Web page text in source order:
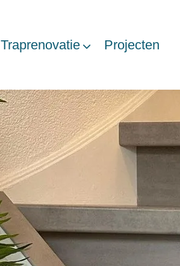
Traprenovatie Projecten